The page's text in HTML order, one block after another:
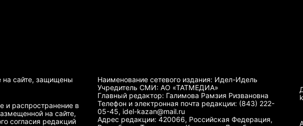
сайте, защищены
и распространение в
на сайте,
согласия редакций
Наименование сетевого издания: Идел-Идель
Учредитель СМИ: АО «ТАТМЕДИА»
Главный редактор: Галимова Рамзия Ризвановна
Телефон и электронная почта редакции: (843) 222-
05-45, idel-kazan@mail.ru
Адрес редакции: 420066, Российская Федерация,